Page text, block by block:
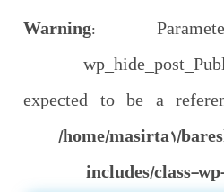
Warning:
expected to be a
/home/masirta1/
includes/class-